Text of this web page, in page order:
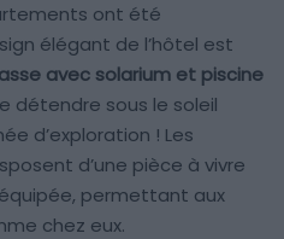
ont été
élégant de l’hôtel est
avec solarium et piscine
détendre sous le soleil
d’exploration ! Les
d’une pièce à vivre
permettant aux
chez eux.